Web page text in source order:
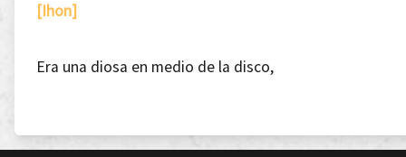
[Ihon]
Era una diosa en medio de la disco,